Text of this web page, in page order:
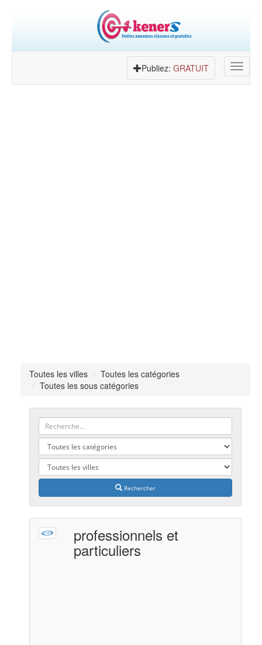
Toggle
Publiez: GRATUIT
Toutes les villes
Toutes les catégories
Toutes les sous catégories
Rechercher
professionnels et
particuliers